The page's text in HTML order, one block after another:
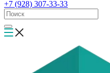
+7 (928) 307-33-33